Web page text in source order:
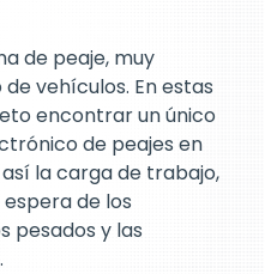
de peaje, muy
vehículos. En estas
encontrar un único
de peajes en
la carga de trabajo,
de los
pesados y las